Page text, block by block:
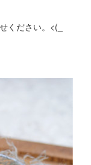
ください。<(_